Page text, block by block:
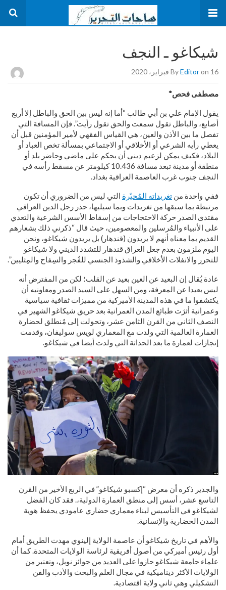
شيكاغو ـ النجف
ByEditoron 16 فبراير، 2020
مصطفى فحص*
يقول الإمام علي بن أبي طالب “أما إنه ليس بين الحق والباطل إلا أربع
أصابع، والباطل تقول سمعت والحق تقول رأيت”. فإن المسافة التي
تفصل ما بين الأذن والعين، هي القياس الفقهي لأمير المؤمنين قبل أن
يعطي رأيه الشرعي أو الأخلاقي أو الاجتماعي بمسألة تخص العباد أو
البلاد، فكيف يمكن لزعيم ديني أن يحكم على ماضي وحاضر بلد أو
منطقة أو مدينة تبعد مسافة 10.436 كيلومتر عن مسقط رأسه في
النجف جنوب غرب العاصمة العراقية بغداد.
ففي واحدة من تغريداته المُحيّرة التي ليس من الضروري أن تكون
مرتبطة بما سبقها من تغريدات وبما سيليها، حذر رجل الدين العراقي
مقتدى الصدر حركة الاحتجاجات من إسقاط الأسس الشرعية والتعدي
على الأنبياء والمُرسلين والمعصومين، حيث قال “ذكرني ذلك بشعارهم
القديم بما معناه أنهم لا يريدون (قندهار) بل يريدون شيكاغو، ونحن
اليوم ملزمون بعدم جعل العراق قندهار للتشدد الديني ولا شيكاغو
للتحرر والانفلات الأخلاقي والشذوذ الجنسي للفُجر والسِفاح والمِثليين”.
عادة يُقال إن البعيد عن العين بعيد عن القلب؛ لكن من المفترض أنه
ليس بعيدا عن المعرفة، ومن السهل على السيد الصدر ومعاونيه أن
يكتشفوا ما في هذه المدينة الأميركية من مميزات ثقافية سياسية
وعمرانية أثرَت طبائع المدن العمرانية بعد حريق شيكاغو الشهير في
النصف الثاني من القرن الثامن عشر، وتحولت إلى مُنطلق لحضارة
العمارة العالمية التي ولدت مع المعماري لويس سوليفان، وقدمت
إنجازات لعمارة ما بعد الحداثة التي ولدت أيضا في شيكاغو.
والجدير ذكره أن معرض “إكسبو شيكاغو” في الربع الأخير من القرن
التاسع عشر، أسس إلى منطق العمارة الدولية،. فقد كان الفضل
لشيكاغو في التأسيس لبناء معماري حضاري عامودي يحفظ هوية
المدن الحضارية والإنسانية.
والأهم في تاريخ شيكاغو أن عاصمة الولاية إلينوي مهدت الطريق أمام
أول رئيس أميركي من أصول أفريقية لرئاسة الولايات المتحدة. كما أن
علماء جامعة شيكاغو حازوا على العديد من جوائز نوبل، وتعتبر من
الولايات الأكثر ديناميكية في مجال العلم والبحث والأدب والفن
التشكيلي وهي ثاني ولاية اقتصادية.